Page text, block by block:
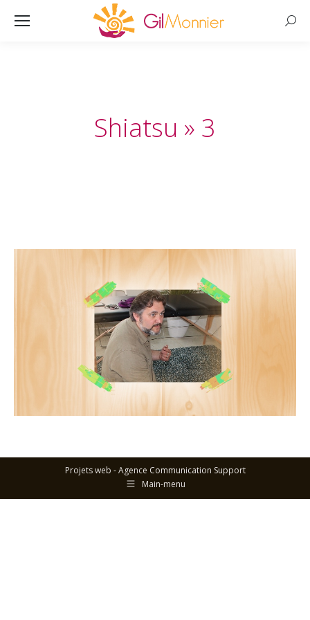
Shiatsu » 3
Projets web -Agence Communication Support
Main-menu